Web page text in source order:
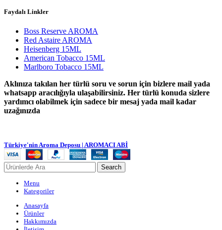
Faydalı Linkler
Boss Reserve AROMA
Red Astaire AROMA
Heisenberg 15ML
American Tobacco 15ML
Marlboro Tobacco 15ML
Aklınıza takılan her türlü soru ve sorun için bizlere mail yada
whatsapp aracılığıyla ulaşabilirsiniz. Her türlü konuda sizlere
yardımcı olabilmek için sadece bir mesaj yada mail kadar
uzağınızda
Türkiye'nin Aroma Deposu | AROMACI ABİ
Search
Menu
Kategoriler
Anasayfa
Ürünler
Hakkımızda